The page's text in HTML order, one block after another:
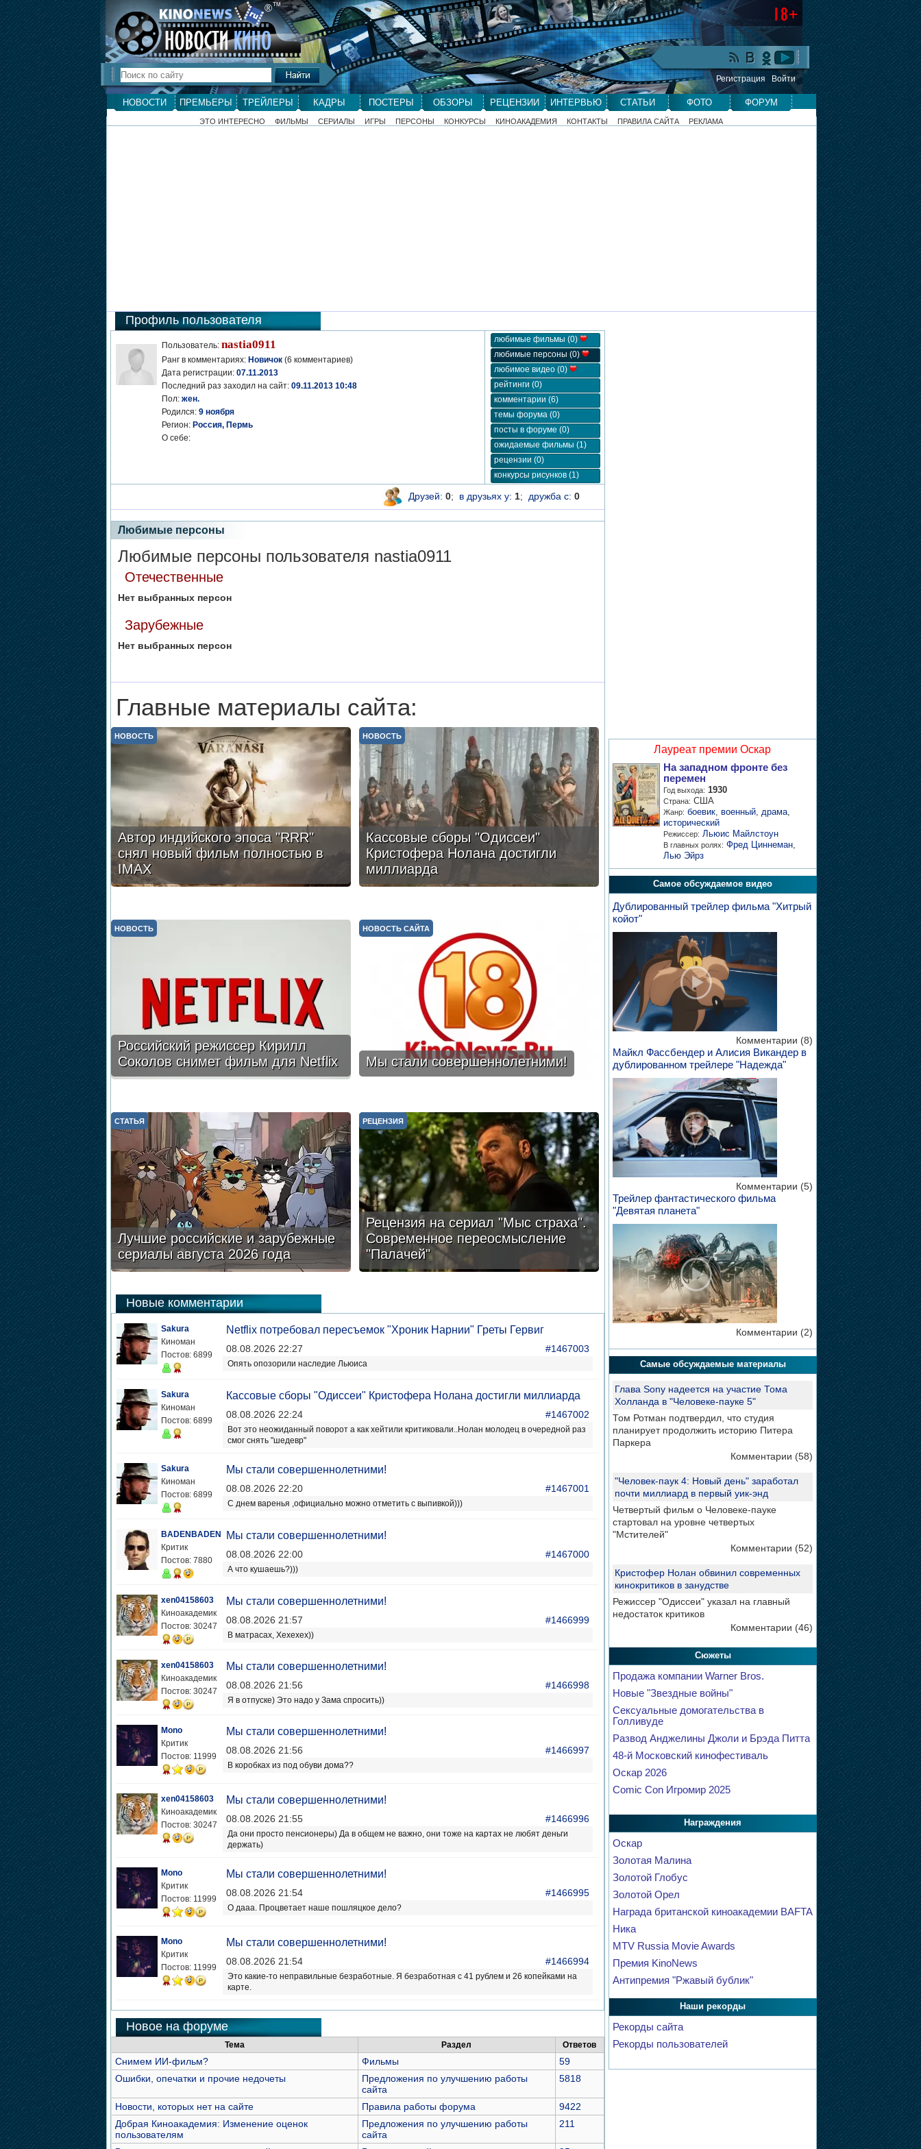
®ТМ
Регистрация Войти
НОВОСТИ ПРЕМЬЕРЫ ТРЕЙЛЕРЫ КАДРЫ ПОСТЕРЫ ОБЗОРЫ РЕЦЕНЗИИ ИНТЕРВЬЮ СТАТЬИ ФОТО ФОРУМ
ЭТО ИНТЕРЕСНО ФИЛЬМЫ СЕРИАЛЫ ИГРЫ ПЕРСОНЫ КОНКУРСЫ КИНОАКАДЕМИЯ КОНТАКТЫ ПРАВИЛА САЙТА РЕКЛАМА
Профиль пользователя
Пользователь: nastia0911
Ранг в комментариях: Новичок(6 комментариев)
Дата регистрации: 07.11.2013
Последний раз заходил на сайт: 09.11.2013 10:48
Пол: жен.
Родился: 9 ноября
Регион: Россия, Пермь
О себе:
любимые фильмы (0)
любимые персоны (0)
любимое видео (0)
рейтинги (0)
комментарии (6)
темы форума (0)
посты в форуме (0)
ожидаемые фильмы (1)
рецензии (0)
конкурсы рисунков (1)
Друзей: 0; в друзьях у: 1; дружба с: 0
Любимые персоны
Любимые персоны пользователя nastia0911
Отечественные
Нет выбранных персон
Зарубежные
Нет выбранных персон
Главные материалы сайта:
Автор индийского эпоса "RRR"
снял новый фильм полностью в
IMAX
НОВОСТЬ
Кассовые сборы "Одиссеи"
Кристофера Нолана достигли
миллиарда
НОВОСТЬ
Российский режиссер Кирилл
Соколов снимет фильм для Netflix
НОВОСТЬ
Мы стали совершеннолетними!
НОВОСТЬ САЙТА
Лучшие российские и зарубежные
сериалы августа 2026 года
СТАТЬЯ
Рецензия на сериал "Мыс страха".
Современное переосмысление
"Палачей"
РЕЦЕНЗИЯ
Новые комментарии
Sakura
Киноман
Постов: 6899
Netflix потребовал пересъемок "Хроник Нарнии" Греты Гервиг
08.08.2026 22:27 #1467003
Опять опозорили наследие Льюиса
Sakura
Киноман
Постов: 6899
Кассовые сборы "Одиссеи" Кристофера Нолана достигли миллиарда
08.08.2026 22:24 #1467002
Вот это неожиданный поворот а как хейтили критиковали..Нолан молодец в очередной раз
смог снять "шедевр"
Sakura
Киноман
Постов: 6899
Мы стали совершеннолетними!
08.08.2026 22:20 #1467001
С днем варенья ,официально можно отметить с выпивкой)))
BADENBADEN
Критик
Постов: 7880
Мы стали совершеннолетними!
08.08.2026 22:00 #1467000
А что кушаешь?)))
xen04158603
Киноакадемик
Постов: 30247
Мы стали совершеннолетними!
08.08.2026 21:57 #1466999
В матрасах, Хехехех))
xen04158603
Киноакадемик
Постов: 30247
Мы стали совершеннолетними!
08.08.2026 21:56 #1466998
Я в отпуске) Это надо у Зама спросить))
Mono
Критик
Постов: 11999
Мы стали совершеннолетними!
08.08.2026 21:56 #1466997
В коробках из под обуви дома??
xen04158603
Киноакадемик
Постов: 30247
Мы стали совершеннолетними!
08.08.2026 21:55 #1466996
Да они просто пенсионеры) Да в общем не важно, они тоже на картах не любят деньги
держать)
Mono
Критик
Постов: 11999
Мы стали совершеннолетними!
08.08.2026 21:54 #1466995
О дааа. Процветает наше пошляцкое дело?
Mono
Критик
Постов: 11999
Мы стали совершеннолетними!
08.08.2026 21:54 #1466994
Это какие-то неправильные безработные. Я безработная с 41 рублем и 26 копейками на
карте.
Новое на форуме
Тема Раздел Ответов
Снимем ИИ-фильм? Фильмы
59
Ошибки, опечатки и прочие недочеты
Предложения по улучшению работы
сайта
5818
Новости, которых нет на сайте Правила работы форума
9422
Добрая Киноакадемия: Изменение оценок
пользователям
Предложения по улучшению работы
сайта
211
Лауреат премии Оскар
На западном фронте без
перемен
Год выхода: 1930
Страна: США
Жанр: боевик, военный, драма,
исторический
Режиссер: Льюис Майлстоун
В главных ролях: Фред Циннеман,
Лью Эйрз
Самое обсуждаемое видео
Дублированный трейлер фильма "Хитрый
койот"
Комментарии (8)
Майкл Фассбендер и Алисия Викандер в
дублированном трейлере "Надежда"
Комментарии (5)
Трейлер фантастического фильма
"Девятая планета"
Комментарии (2)
Самые обсуждаемые материалы
Глава Sony надеется на участие Тома
Холланда в "Человеке-пауке 5"
Том Ротман подтвердил, что студия
планирует продолжить историю Питера
Паркера
Комментарии (58)
"Человек-паук 4: Новый день" заработал
почти миллиард в первый уик-энд
Четвертый фильм о Человеке-пауке
стартовал на уровне четвертых
"Мстителей"
Комментарии (52)
Кристофер Нолан обвинил современных
кинокритиков в занудстве
Режиссер "Одиссеи" указал на главный
недостаток критиков
Комментарии (46)
Сюжеты
Продажа компании Warner Bros.
Новые "Звездные войны"
Сексуальные домогательства в
Голливуде
Развод Анджелины Джоли и Брэда Питта
48-й Московский кинофестиваль
Оскар 2026
Comic Con Игромир 2025
Награждения
Оскар
Золотая Малина
Золотой Глобус
Золотой Орел
Награда британской киноакадемии BAFTA
Ника
MTV Russia Movie Awards
Премия KinoNews
Антипремия "Ржавый бублик"
Наши рекорды
Рекорды сайта
Рекорды пользователей